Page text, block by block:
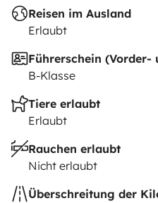
Reisen im Ausland
Erlaubt
Führerschein (Vorder-
B-Klasse
Tiere erlaubt
Erlaubt
Rauchen erlaubt
Nicht erlaubt
Überschreitung der